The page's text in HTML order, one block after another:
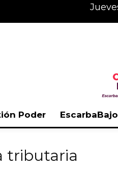
Poder EscarbaBajo
tributaria